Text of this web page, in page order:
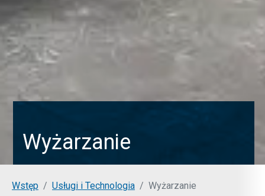
Wyżarzanie
You are here:
Wstęp Usługi i Technologia Wyżarzanie